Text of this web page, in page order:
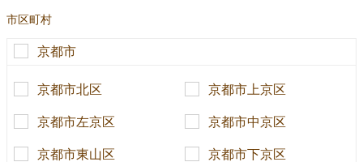
市区町村
京都市
京都市北区 京都市上京区
京都市左京区 京都市中京区
京都市東山区 京都市下京区